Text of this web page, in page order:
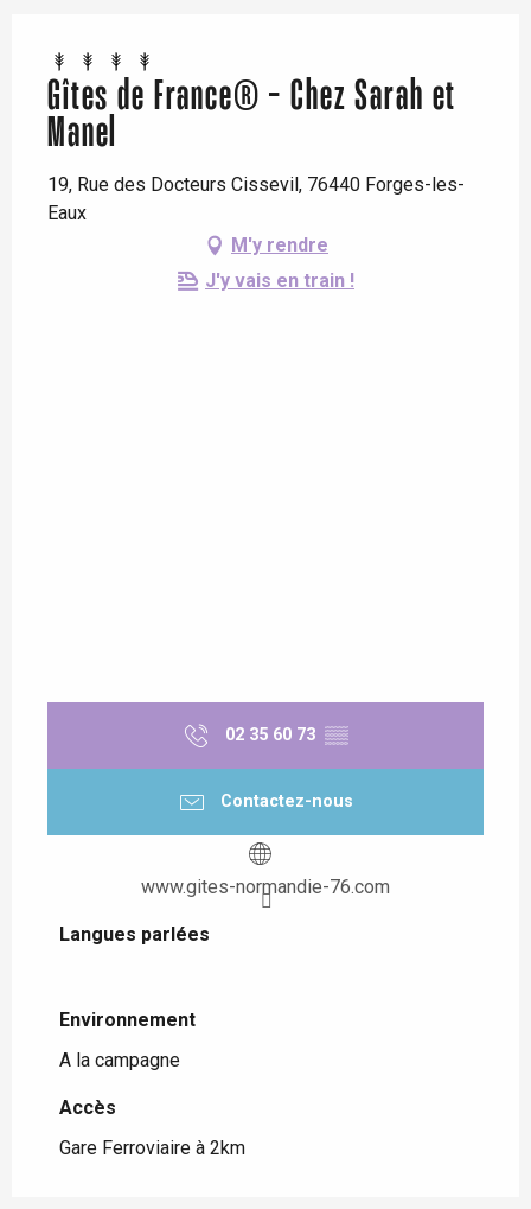
Gîtes de France® - Chez Sarah et
Manel
19, Rue des Docteurs Cissevil, 76440 Forges-les-
Eaux
M'y rendre
J'y vais en train !
02 35 60 73 ▒▒
Contactez-nous
www.gites-normandie-76.com
Langues parlées
Langues parlées
Environnement
Environnement
A la campagne
Accès
Accès
Gare Ferroviaire à 2km